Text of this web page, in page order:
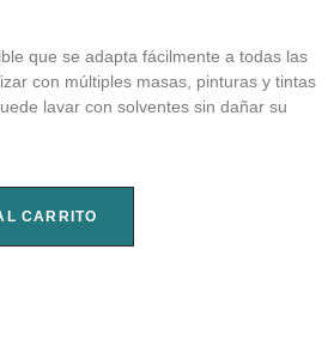
que se adapta fácilmente a todas las
con múltiples masas, pinturas y tintas
lavar con solventes sin dañar su
CARRITO